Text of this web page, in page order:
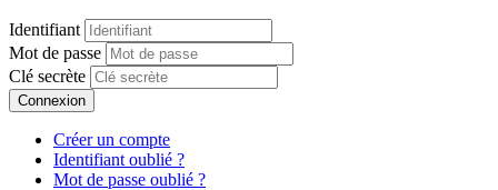
Identifiant
Mot de passe
Clé secrète
Connexion
Créer un compte
Identifiant oublié ?
Mot de passe oublié ?